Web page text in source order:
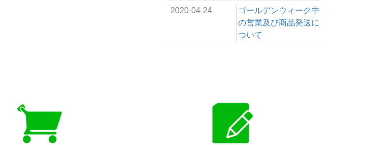
2020-04-24
ゴールデンウィーク中
の営業及び商品発送に
ついて